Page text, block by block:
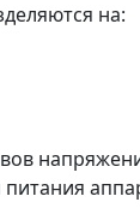
на:
питания